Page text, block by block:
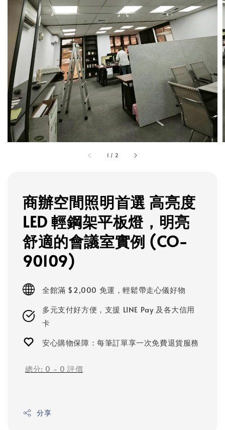
1 / 2
商辦空間照明首選 高亮度
LED 輕鋼架平板燈，明亮
舒適的會議室實例 (CO-
90109)
全館滿 $2,000 免運，輕鬆帶走心儀好物
多元支付好方便，支援 LINE Pay 及各大信用
卡
安心購物保障：每筆訂單享一次免費退貨服務
總分: 0 - 0 評價
分享